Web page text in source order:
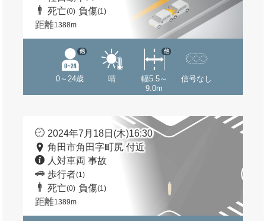
死亡(0) 負傷(1)
距離1388m
0～24歳
他
晴
幅5.5～
9.0m
他
信号なし
2024年7月18日(木)16:30
角田市角田字町尻 付近
人対車両 事故
歩行者(1)
死亡(0) 負傷(1)
距離1389m